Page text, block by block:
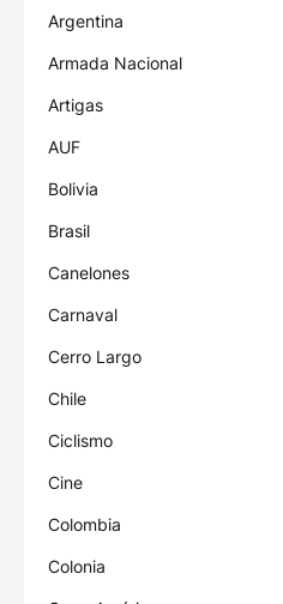
Argentina
Armada Nacional
Artigas
AUF
Bolivia
Brasil
Canelones
Carnaval
Cerro Largo
Chile
Ciclismo
Cine
Colombia
Colonia